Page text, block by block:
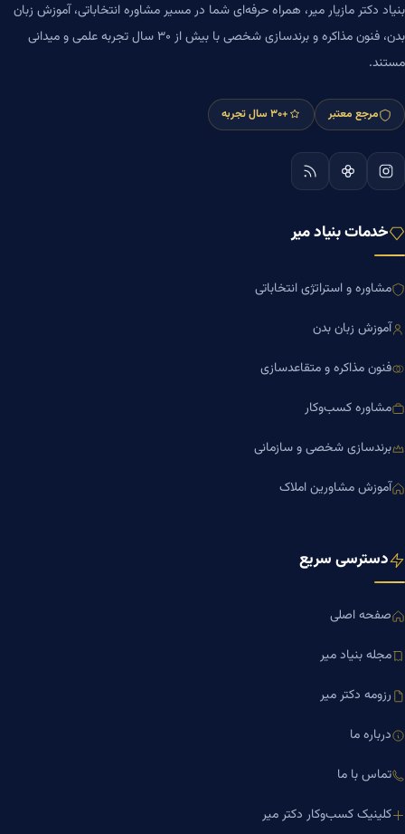
بنیاد دکتر مازیار میر، همراه حرفه‌ای شما در مسیر مشاوره انتخاباتی، آموزش زبان
بدن، فنون مذاکره و برندسازی شخصی با بیش از ۳۰ سال تجربه علمی و میدانی
مستند.
مرجع معتبر +۳۰ سال تجربه
خدمات بنیاد میر
مشاوره و استراتژی انتخاباتی
آموزش زبان بدن
فنون مذاکره و متقاعدسازی
مشاوره کسب‌وکار
برندسازی شخصی و سازمانی
آموزش مشاورین املاک
دسترسی سریع
صفحه اصلی
مجله بنیاد میر
رزومه دکتر میر
درباره ما
تماس با ما
کلینیک کسب‌وکار دکتر میر